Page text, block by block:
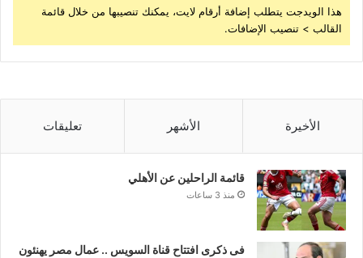
هذا الويدجت يتطلب إضافة أرقام لايت، يمكنك تنصيبها من خلال قائمة
القالب > تنصيب الإضافات.
الأخيرة الأشهر تعليقات
قائمة الراحلين عن الأهلي
منذ 3 ساعات
فى ذكرى افتتاح قناة السويس .. عمال مصر يهنئون